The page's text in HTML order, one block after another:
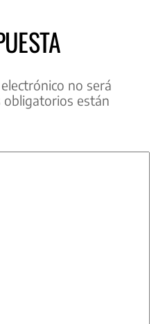
no será
obligatorios están